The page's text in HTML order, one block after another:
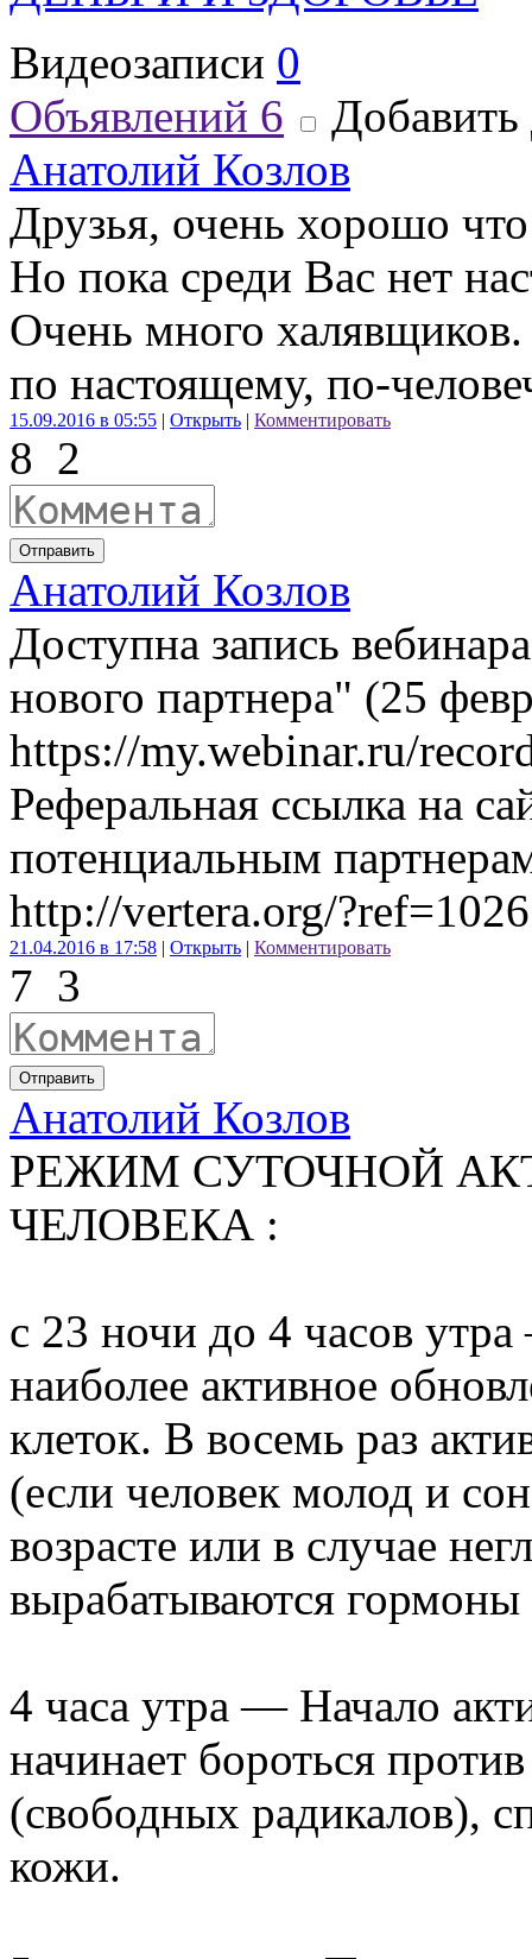
Видеозаписи 0
Объявлений 6
Добавить
Анатолий Козлов
Друзья, очень хорошо
Но пока среди Вас нет
Очень много халявщиков.
по настоящему, по-
15.09.2016 в 05:55 | Открыть | Комментировать
8 2
Отправить
Анатолий Козлов
Доступна запись
нового партнера" (25
https://my.webinar.ru/
Реферальная ссылка на
потенциальным
http://vertera.org/
21.04.2016 в 17:58 | Открыть | Комментировать
7 3
Отправить
Анатолий Козлов
РЕЖИМ СУТОЧНОЙ
ЧЕЛОВЕКА :
с 23 ночи до 4 часов
наиболее активное
клеток. В восемь раз
(если человек молод и
возрасте или в случае
вырабатываются гормоны
4 часа утра — Начало
начинает бороться
(свободных радикалов),
кожи.